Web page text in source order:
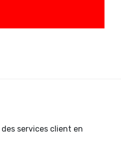
services client en